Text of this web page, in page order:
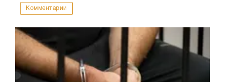
Комментарии